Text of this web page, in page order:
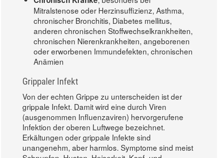
Mitralstenose oder Herzinsuffizienz, Asthma,
chronischer Bronchitis, Diabetes mellitus,
anderen chronischen Stoffwechselkrankheiten,
chronischen Nierenkrankheiten, angeborenen
oder erworbenen Immundefekten, chronischen
Anämien
Grippaler Infekt
Von der echten Grippe zu unterscheiden ist der
grippale Infekt. Damit wird eine durch Viren
(ausgenommen Influenzaviren) hervorgerufene
Infektion der oberen Luftwege bezeichnet.
Erkältungen oder grippale Infekte sind
unangenehm, aber harmlos. Symptome sind meist